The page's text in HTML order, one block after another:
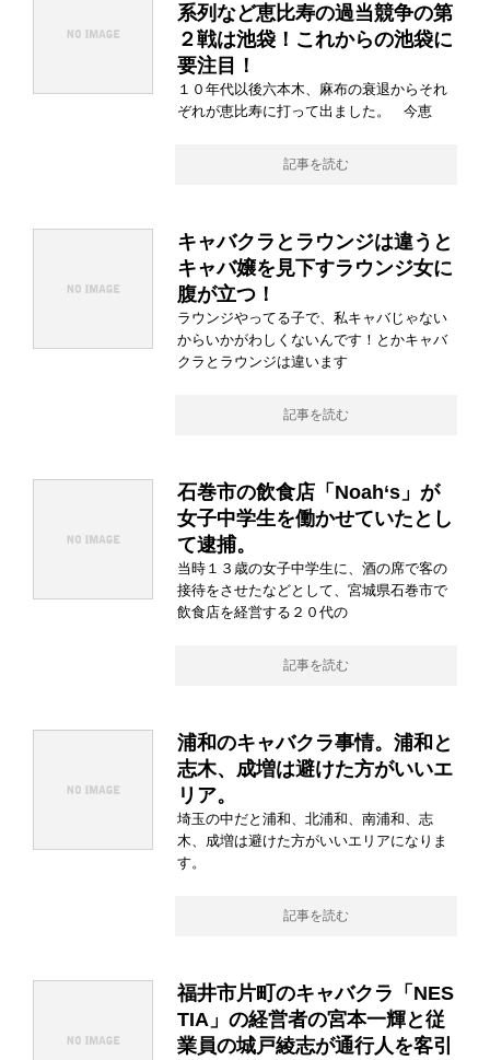
系列など恵比寿の過当競争の第
２戦は池袋！これからの池袋に
要注目！
１０年代以後六本木、麻布の衰退からそれ
ぞれが恵比寿に打って出ました。 今恵
記事を読む
キャバクラとラウンジは違うと
キャバ嬢を見下すラウンジ女に
腹が立つ！
ラウンジやってる子で、私キャバじゃない
からいかがわしくないんです！とかキャバ
クラとラウンジは違います
記事を読む
石巻市の飲食店「Noah‘s」が
女子中学生を働かせていたとし
て逮捕。
当時１３歳の女子中学生に、酒の席で客の
接待をさせたなどとして、宮城県石巻市で
飲食店を経営する２０代の
記事を読む
浦和のキャバクラ事情。浦和と
志木、成増は避けた方がいいエ
リア。
埼玉の中だと浦和、北浦和、南浦和、志
木、成増は避けた方がいいエリアになりま
す。
記事を読む
福井市片町のキャバクラ「NES
TIA」の経営者の宮本一輝と従
業員の城戸綾志が通行人を客引